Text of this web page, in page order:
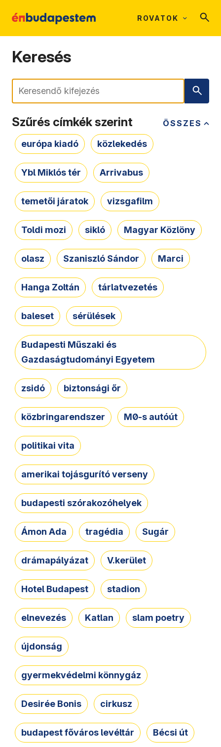
ROVATOK
Keresés
Keresés
ÖSSZES
Szűrés címkék szerint
európa kiadó közlekedés
Ybl Miklós tér Arrivabus
temetői járatok vizsgafilm
Toldi mozi sikló Magyar Közlöny
olasz Szaniszló Sándor Marci
Hanga Zoltán tárlatvezetés
baleset sérülések
Budapesti Műszaki és
Gazdaságtudományi Egyetem
zsidó biztonsági őr
közbringarendszer M0-s autóút
politikai vita
amerikai tojásgurító verseny
budapesti szórakozóhelyek
Ámon Ada tragédia Sugár
drámapályázat V.kerület
Hotel Budapest stadion
elnevezés Katlan slam poetry
újdonság
gyermekvédelmi könnygáz
Desirée Bonis cirkusz
budapest főváros levéltár Bécsi út